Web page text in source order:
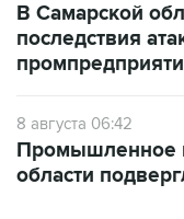
В Самарской
последствия
8 августа 06:42
Промышленное
области